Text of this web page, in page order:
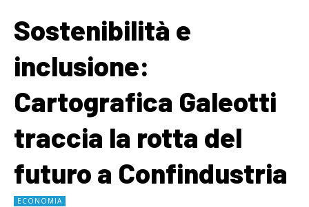
Sostenibilità e
inclusione:
Cartografica Galeotti
traccia la rotta del
futuro a Confindustria
ECONOMIA